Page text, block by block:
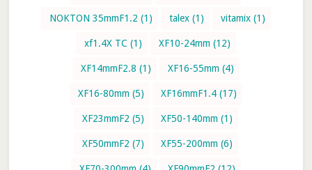
NOKTON 35mmF1.2 (1) talex(1) vitamix(1)
xf1.4X TC (1) XF10-24mm (12)
XF14mmF2.8 (1) XF16-55mm (4)
XF16-80mm (5) XF16mmF1.4(17)
XF23mmF2 (5) XF50-140mm (1)
XF50mmF2 (7) XF55-200mm (6)